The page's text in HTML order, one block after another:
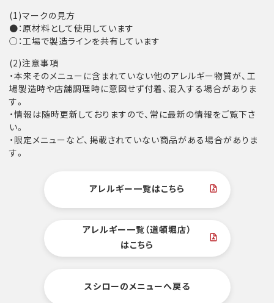
(1)マークの見方
●：原材料として使用しています
○：工場で製造ラインを共有しています
(2)注意事項
・本来そのメニューに含まれていない他のアレルギー物質が、工
場製造時や店舗調理時に意図せず付着、混入する場合がありま
す。
・情報は随時更新しておりますので、常に最新の情報をご覧下さ
い。
・限定メニューなど、掲載されていない商品がある場合がありま
す。
アレルギー一覧はこちら
アレルギー一覧（道頓堀店）
はこちら
スシローのメニューへ戻る